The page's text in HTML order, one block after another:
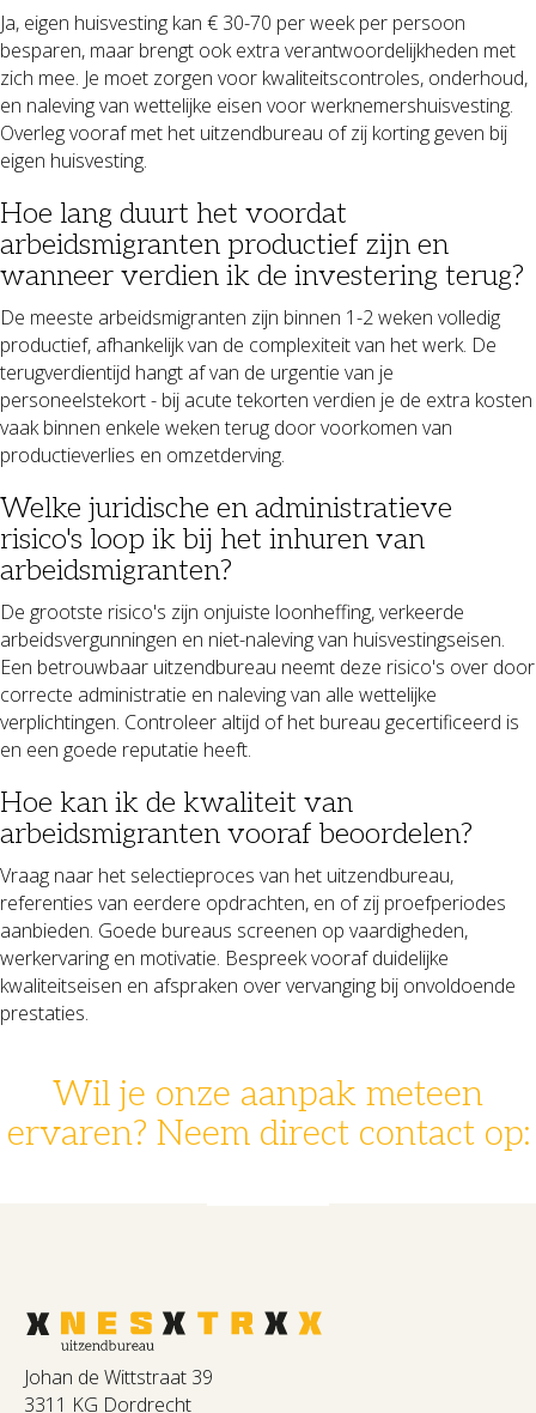
Ja, eigen huisvesting kan € 30-70 per week per persoon
besparen, maar brengt ook extra verantwoordelijkheden met
zich mee. Je moet zorgen voor kwaliteitscontroles, onderhoud,
en naleving van wettelijke eisen voor werknemershuisvesting.
Overleg vooraf met het uitzendbureau of zij korting geven bij
eigen huisvesting.
Hoe lang duurt het voordat
arbeidsmigranten productief zijn en
wanneer verdien ik de investering terug?
De meeste arbeidsmigranten zijn binnen 1-2 weken volledig
productief, afhankelijk van de complexiteit van het werk. De
terugverdientijd hangt af van de urgentie van je
personeelstekort - bij acute tekorten verdien je de extra kosten
vaak binnen enkele weken terug door voorkomen van
productieverlies en omzetderving.
Welke juridische en administratieve
risico's loop ik bij het inhuren van
arbeidsmigranten?
De grootste risico's zijn onjuiste loonheffing, verkeerde
arbeidsvergunningen en niet-naleving van huisvestingseisen.
Een betrouwbaar uitzendbureau neemt deze risico's over door
correcte administratie en naleving van alle wettelijke
verplichtingen. Controleer altijd of het bureau gecertificeerd is
en een goede reputatie heeft.
Hoe kan ik de kwaliteit van
arbeidsmigranten vooraf beoordelen?
Vraag naar het selectieproces van het uitzendbureau,
referenties van eerdere opdrachten, en of zij proefperiodes
aanbieden. Goede bureaus screenen op vaardigheden,
werkervaring en motivatie. Bespreek vooraf duidelijke
kwaliteitseisen en afspraken over vervanging bij onvoldoende
prestaties.
Wil je onze aanpak meteen
ervaren? Neem direct contact op:
Johan de Wittstraat 39
3311 KG Dordrecht